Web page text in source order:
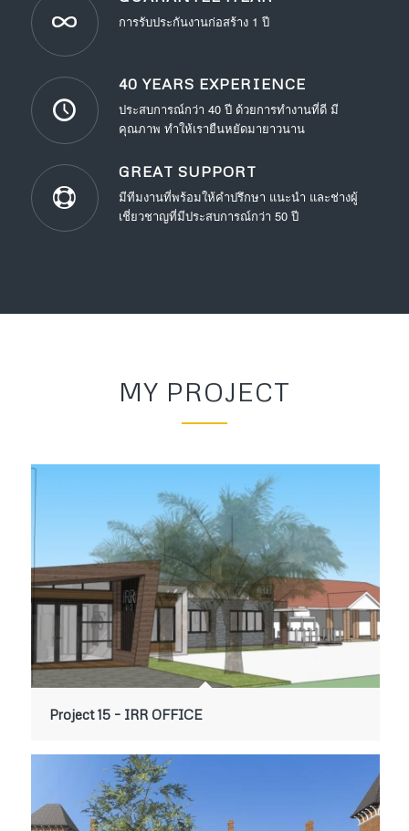
การรับประกันงานก่อสร้าง 1 ปี
40 YEARS EXPERIENCE
ประสบการณ์กว่า 40 ปี ด้วยการทำงานที่ดี มี
คุณภาพ ทำให้เรายืนหยัดมายาวนาน
GREAT SUPPORT
มีทีมงานที่พร้อมให้คำปรึกษา แนะนำ และช่างผู้
เชี่ยวชาญที่มีประสบการณ์กว่า 50 ปี
MY PROJECT
Project 15 – IRR OFFICE